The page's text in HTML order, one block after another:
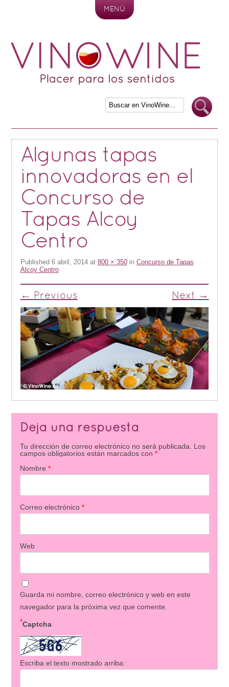
MENÚ
Algunas tapas
innovadoras en el
Concurso de
Tapas Alcoy
Centro
Published 6 abril, 2014at 800 × 350in Concurso de Tapas
Alcoy Centro
← Previous Next →
Deja una respuesta
Tu dirección de correo electrónico no será publicada.
Los
campos obligatorios están marcados con *
Nombre *
Correo electrónico *
Web
Guarda mi nombre, correo electrónico y web en este
navegador para la próxima vez que comente.
Captcha
*
Escriba el texto mostrado arriba: